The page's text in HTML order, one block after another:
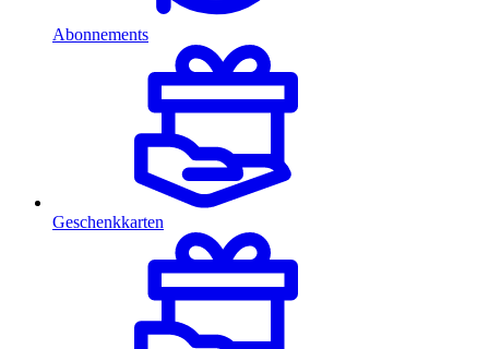
Abonnements
Geschenkkarten